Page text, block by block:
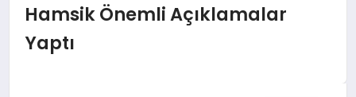
SAĞLIK
Hamsik Önemli Açıklamalar
Yaptı